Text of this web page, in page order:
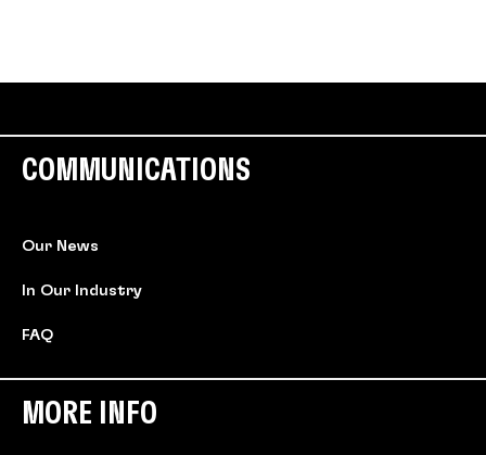
COMMUNICATIONS
Our News
In Our Industry
FAQ
MORE INFO